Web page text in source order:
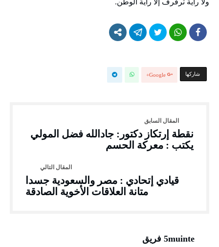
‫‫ شاركها‬ Google+
نقطة إرتكاز دكتور: جادالله فضل المولي
يكتب : معركة الحسم
قيادي إتحادي : مصر والسعودية جسدا
متانة العلاقات الأخوية الصادقة
5muinte فريق